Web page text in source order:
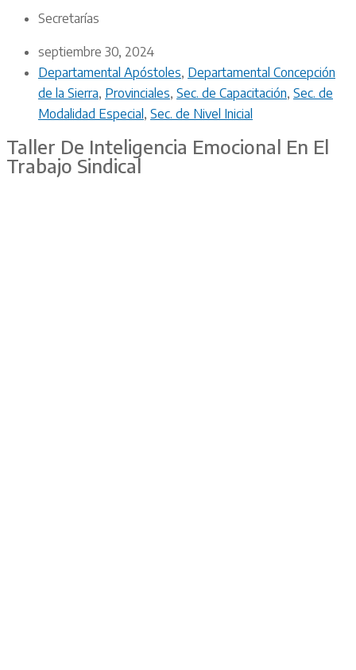
Secretarías
septiembre 30, 2024
Departamental Apóstoles, Departamental Concepción
de la Sierra, Provinciales, Sec. de Capacitación, Sec. de
Modalidad Especial , Sec. de Nivel Inicial
Taller De Inteligencia Emocional En El
Trabajo Sindical